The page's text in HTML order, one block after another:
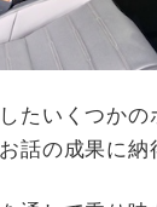
たいくつか
話の成果に納